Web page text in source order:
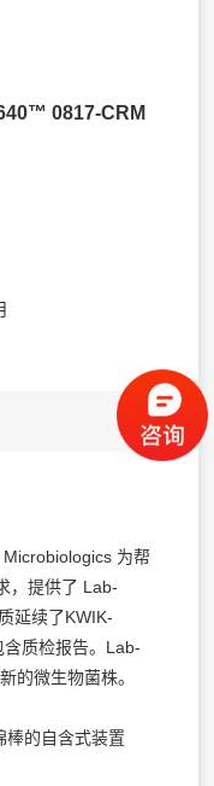
0817-CRM
为帮
，提供了 Lab-
延续了KWIK-
质检报告。Lab-
的微生物菌株。
棒的自含式装置